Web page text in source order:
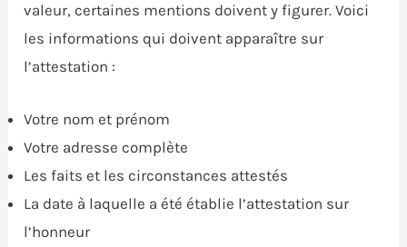
valeur, certaines mentions doivent y figurer. Voici
les informations qui doivent apparaître sur
l’attestation :
Votre nom et prénom
Votre adresse complète
Les faits et les circonstances attestés
La date à laquelle a été établie l’attestation sur
l’honneur